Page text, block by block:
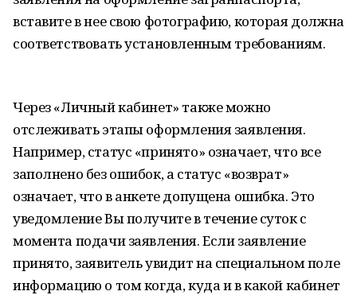
вставите в нее свою фотографию, которая должна
соответствовать установленным требованиям.
Через «Личный кабинет» также можно
отслеживать этапы оформления заявления.
Например, статус «принято» означает, что все
заполнено без ошибок, а статус «возврат»
означает, что в анкете допущена ошибка. Это
уведомление Вы получите в течение суток с
момента подачи заявления. Если заявление
принято, заявитель увидит на специальном поле
информацию о том когда, куда и в какой кабинет